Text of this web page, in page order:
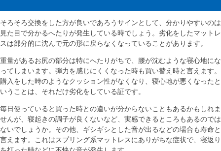
そろそろ交換をした方が良いであろうサインとして、分かりやすいのは
見た目で分かるへたりが発生している時でしょう。劣化をしたマットレ
スは部分的に沈んで元の形に戻らなくなっていることがあります。
重量があるお尻の部分は特にへたりがちで、腰が沈むような寝心地にな
ってしまいます。弾力を感じにくくなった時も買い替え時と言えます。
購入をした時のようなクッション性がなくなり、寝心地が悪くなったと
いうことは、それだけ劣化をしている証です。
毎日使っていると買った時との違いが分からないこともあるかもしれま
せんが、寝起きの調子が良くないなど、実感できるところもあるのでは
ないでしょうか。その他、ギシギシとした音が出るなどの場合も寿命と
言えます。これはスプリング系マットレスにありがちな症状で、寝返り